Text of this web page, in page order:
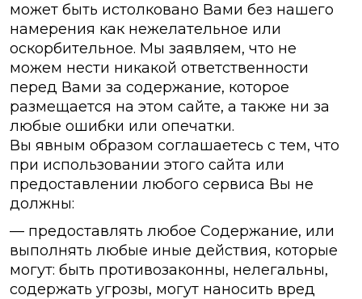
может быть истолковано Вами без нашего
намерения как нежелательное или
оскорбительное. Мы заявляем, что не
можем нести никакой ответственности
перед Вами за содержание, которое
размещается на этом сайте, а также ни за
любые ошибки или опечатки.
Вы явным образом соглашаетесь с тем, что
при использовании этого сайта или
предоставлении любого сервиса Вы не
должны:
— предоставлять любое Содержание, или
выполнять любые иные действия, которые
могут: быть противозаконны, нелегальны,
содержать угрозы, могут наносить вред